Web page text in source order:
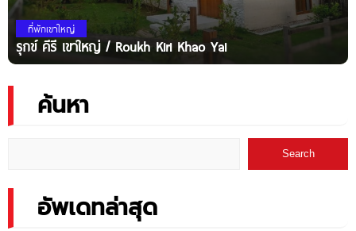
ที่พักเขาใหญ่
รุกข์ คีรี เขาใหญ่ / Roukh Kiri Khao Yai
ค้นหา
Search
อัพเดทล่าสุด